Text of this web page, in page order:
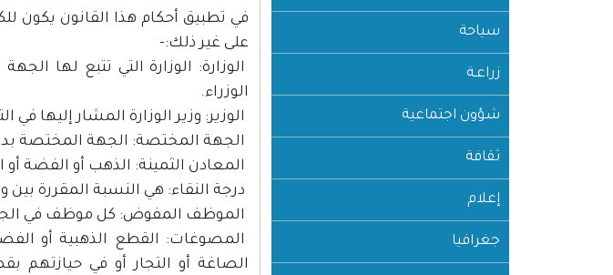
سياحة
زراعـة
شؤون اجتماعية
ثقافة
إعلام
جغرافيا
في تطبيق أحكام هذا القانون يكون
على غير ذلك:-
الوزارة: الوزارة التي تتبع لها
الوزراء.
الوزير: وزير الوزارة المشار إليها في
الجهة المختصة: الجهة المختصة
المعادن الثمينة: الذهب أو الفضة أو
درجة النقاء: هي النسبة المقررة
الموظف المفوض: كل موظف في الجهة
المصوغات: القطع الذهبية أو
الصاغة أو التجار أو في حيازتهم